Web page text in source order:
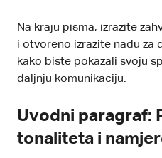
Na kraju pisma, izrazite
i otvoreno izrazite nadu za
kako biste pokazali svoju
daljnju komunikaciju.
Uvodni paragraf:
tonaliteta i